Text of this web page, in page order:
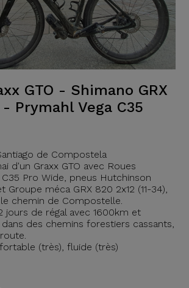
GTO - Shimano GRX
- Prymahl Vega C35
de Compostela
d'un Graxx GTO avec Roues
C35 Pro Wide, pneus Hutchinson
Groupe méca GRX 820 2x12 (11-34),
chemin de Compostelle.
jours de régal avec 1600km et
des chemins forestiers cassants,
(très), fluide (très)